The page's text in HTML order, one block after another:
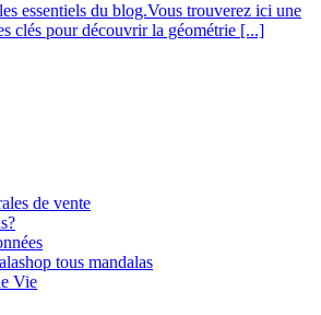
essentiels du blog.Vous trouverez ici une
clés pour découvrir la géométrie [...]
de vente
tous mandalas
Vie